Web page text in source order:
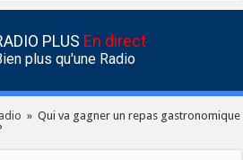
PLUS En direct
plus qu'une Radio
» Qui va gagner un repas gastronomique